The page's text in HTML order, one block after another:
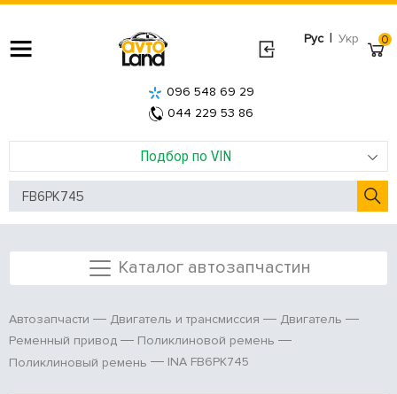
Рус | Укр
Подбор по VIN
096 548 69 29
044 229 53 86
0
Каталог автозапчастин
Автозапчасти Двигатель и трансмиссия
Двигатель
Ременный привод
Поликлиновой ремень
Поликлиновый ремень
INA FB6PK745